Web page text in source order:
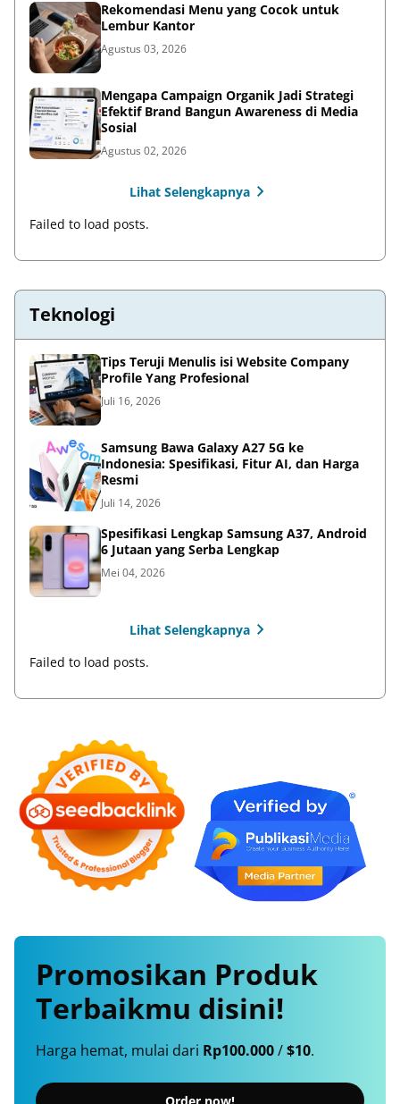
Rekomendasi Menu yang Cocok untuk
Lembur Kantor
Agustus 03, 2026
Mengapa Campaign Organik Jadi Strategi
Efektif Brand Bangun Awareness di Media
Sosial
Agustus 02, 2026
Lihat Selengkapnya
Failed to load posts.
Teknologi
Tips Teruji Menulis isi Website Company
Profile Yang Profesional
Juli 16, 2026
Samsung Bawa Galaxy A27 5G ke
Indonesia: Spesifikasi, Fitur AI, dan Harga
Resmi
Juli 14, 2026
Spesifikasi Lengkap Samsung A37, Android
6 Jutaan yang Serba Lengkap
Mei 04, 2026
Lihat Selengkapnya
Failed to load posts.
Promosikan Produk
Terbaikmu disini!
Harga hemat, mulai dari Rp100.000/$10.
Order now!